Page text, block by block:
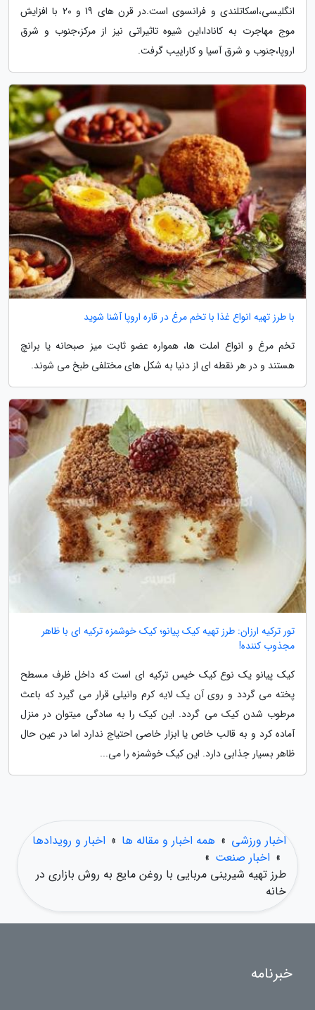
انگلیسی،اسکاتلندی و فرانسوی است.در قرن های 19 و 20 با افزایش
موج مهاجرت به کانادا،این شیوه تاثیراتی نیز از مرکز،جنوب و شرق
اروپا،جنوب و شرق آسیا و کاراییب گرفت.
با طرز تهیه انواع غذا با تخم مرغ در قاره اروپا آشنا شوید
تخم مرغ و انواع املت ها، همواره عضو ثابت میز صبحانه یا برانچ
هستند و در هر نقطه ای از دنیا به شکل های مختلفی طبخ می شوند.
تور ترکیه ارزان: طرز تهیه کیک پیانو؛ کیک خوشمزه ترکیه ای با ظاهر
مجذوب کننده!
کیک پیانو یک نوع کیک خیس ترکیه ای است که داخل ظرف مسطح
پخته می گردد و روی آن یک لایه کرم وانیلی قرار می گیرد که باعث
مرطوب شدن کیک می گردد. این کیک را به سادگی میتوان در منزل
آماده کرد و به قالب خاص یا ابزار خاصی احتیاج ندارد اما در عین حال
ظاهر بسیار جذابی دارد. این کیک خوشمزه را می...
اخبار ورزشی » همه اخبار و مقاله ها » اخبار و رویدادها
» اخبار صنعت »
طرز تهیه شیرینی مربایی با روغن مایع به روش بازاری در
خانه
خبرنامه